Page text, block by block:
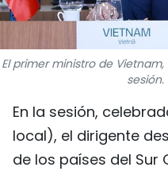
TIẾNG
中文
El primer ministro de
sesión.
En la sesión,
local), el dirigente
de los países del Sur